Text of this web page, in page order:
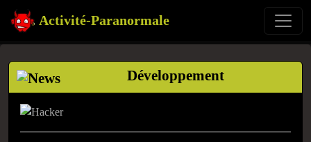
Activité-Paranormale
Développement